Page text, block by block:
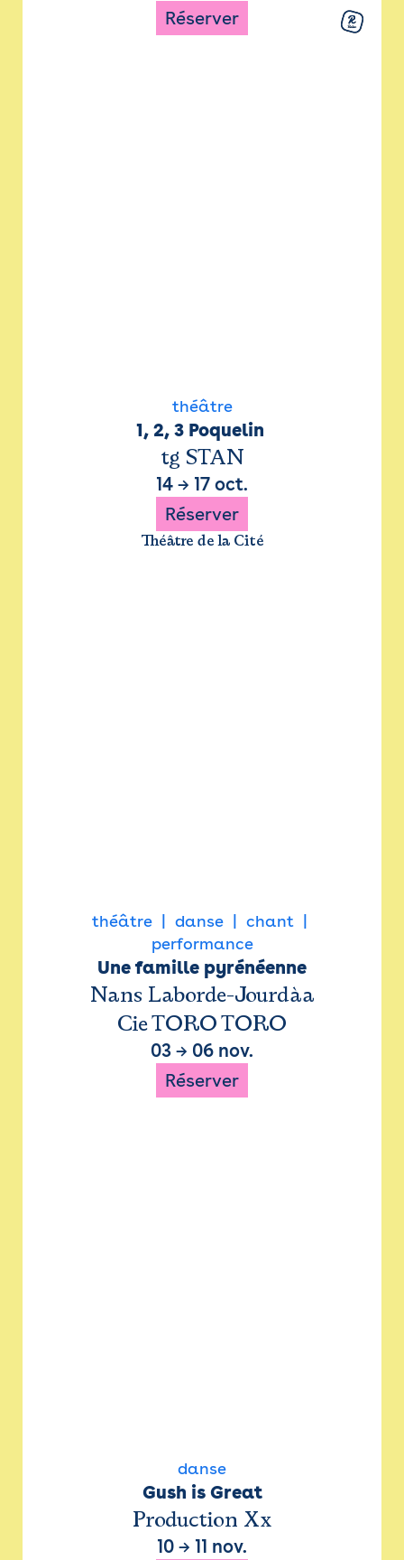
Réserver
théâtre
1, 2, 3 Poquelin
tg STAN
14 → 17 oct.
Réserver
Théâtre de la Cité
théâtre danse
chant
performance
Une famille pyrénéenne
Nans Laborde-Jourdàa
Cie TORO TORO
03 → 06 nov.
Réserver
danse
Gush is Great
Production Xx
10 → 11 nov.